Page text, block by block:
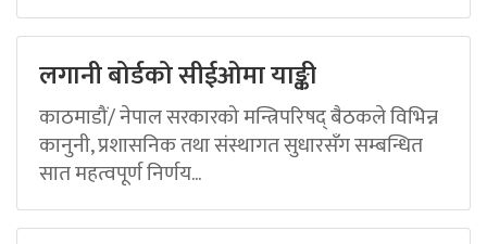
लगानी बोर्डको सीईओमा याङ्की
काठमाडौं/ नेपाल सरकारको मन्त्रिपरिषद् बैठकले विभिन्न
कानुनी, प्रशासनिक तथा संस्थागत सुधारसँग सम्बन्धित
सात महत्वपूर्ण निर्णय...